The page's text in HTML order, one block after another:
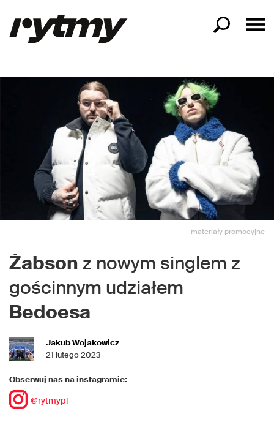
materiały promocyjne
Żabson z nowym singlem z
gościnnym udziałem
Bedoesa
Jakub Wojakowicz
21 lutego 2023
Obserwuj nas na instagramie:
@rytmypl